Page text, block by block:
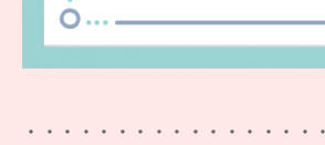
・・・・・・・・・・・・・・・